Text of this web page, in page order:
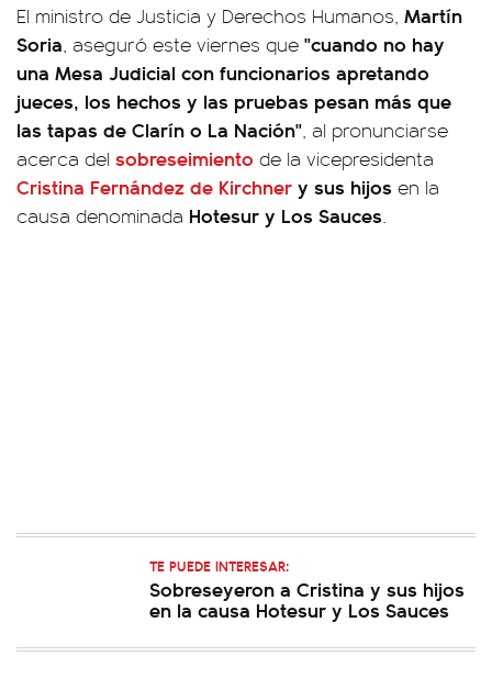
El ministro de Justicia y Derechos Humanos, Martín
Soria, aseguró este viernes que "cuando no hay
una Mesa Judicial con funcionarios apretando
jueces, los hechos y las pruebas pesan más que
las tapas de Clarín o La Nación", al pronunciarse
acerca del sobreseimiento de la vicepresidenta
Cristina Fernández de Kirchner y sus hijos en la
causa denominada Hotesur y Los Sauces.
TE PUEDE INTERESAR:
Sobreseyeron a Cristina y sus hijos
en la causa Hotesur y Los Sauces